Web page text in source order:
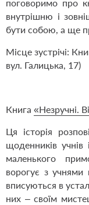
поговоримо про
внутрішню і
бути собою, а ще
Місце зустрічі:
вул. Галицька, 17)
Книга «Незручні.
Ця історія
щоденників учнів
маленького
ворогує з
вписуються в
них – своїм